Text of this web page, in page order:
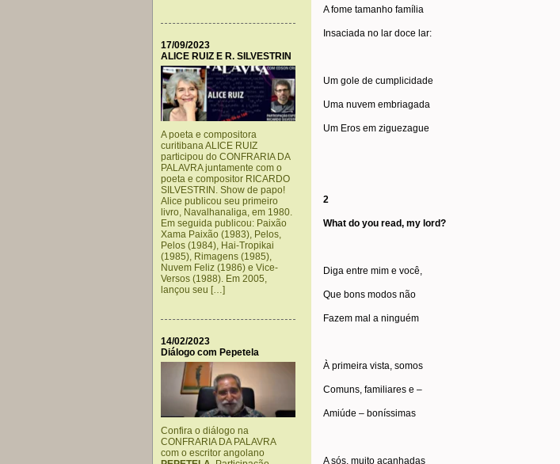
17/09/2023
ALICE RUIZ E R. SILVESTRIN
A poeta e compositora
curitibana ALICE RUIZ
participou do CONFRARIA DA
PALAVRA juntamente com o
poeta e compositor RICARDO
SILVESTRIN. Show de papo!
Alice publicou seu primeiro
livro, Navalhanaliga, em 1980.
Em seguida publicou: Paixão
Xama Paixão (1983), Pelos,
Pelos (1984), Hai-Tropikai
(1985), Rimagens (1985),
Nuvem Feliz (1986) e Vice-
Versos (1988). Em 2005,
lançou seu […]
14/02/2023
Diálogo com Pepetela
Confira o diálogo na
CONFRARIA DA PALAVRA
com o escritor angolano
A fome tamanho família
Insaciada no lar doce lar:
Um gole de cumplicidade
Uma nuvem embriagada
Um Eros em ziguezague
2
What do you read, my lord?
Diga entre mim e você,
Que bons modos não
Fazem mal a ninguém
À primeira vista, somos
Comuns, familiares e –
Amiúde – boníssimas
A sós, muito acanhadas